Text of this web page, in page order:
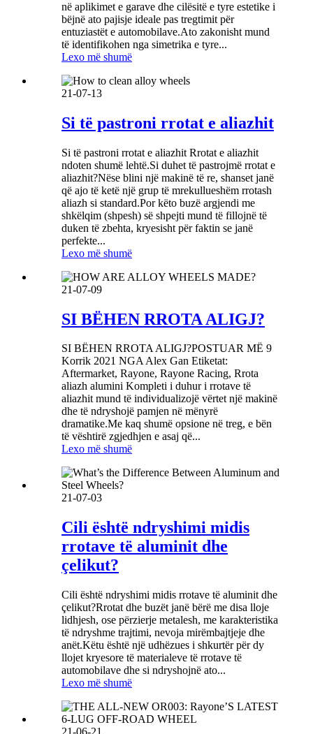
në aplikimet e garave dhe cilësitë e tyre estetike i
bëjnë ato pajisje ideale pas tregtimit për
entuziastët e automobilave.Ato zakonisht mund
të identifikohen nga simetrika e tyre...
Lexo më shumë
21-07-13
Si të pastroni rrotat e aliazhit
Si të pastroni rrotat e aliazhit Rrotat e aliazhit
ndoten shumë lehtë.Si duhet të pastrojmë rrotat e
aliazhit?Nëse blini një makinë të re, shanset janë
që ajo të ketë një grup të mrekullueshëm rrotash
aliazh si standard.Por këto buzë argjendi me
shkëlqim (shpesh) së shpejti mund të fillojnë të
duken të zbehta, kryesisht për faktin se janë
perfekte...
Lexo më shumë
21-07-09
SI BËHEN RROTA ALIGJ?
SI BËHEN RROTA ALIGJ?POSTUAR MË 9
Korrik 2021 NGA Alex Gan Etiketat:
Aftermarket, Rayone, Rayone Racing, Rrota
aliazh alumini Kompleti i duhur i rrotave të
aliazhit mund të individualizojë vërtet një makinë
dhe të ndryshojë pamjen në mënyrë
dramatike.Me kaq shumë opsione në treg, e bën
të vështirë zgjedhjen e asaj që...
Lexo më shumë
21-07-03
Cili është ndryshimi midis
rrotave të aluminit dhe
çelikut?
Cili është ndryshimi midis rrotave të aluminit dhe
çelikut?Rrotat dhe buzët janë bërë me disa lloje
lidhjesh, ose përzierje metalesh, me karakteristika
të ndryshme trajtimi, nevoja mirëmbajtjeje dhe
anët.Këtu është një udhëzues i shkurtër për dy
llojet kryesore të materialeve të rrotave të
automobilave dhe si ndryshojnë ato...
Lexo më shumë